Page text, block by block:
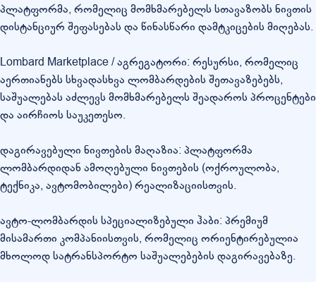
პლატფორმა, რომელიც მომხმარებელს სთავაზობს ნივთის
დისტანციურ შეფასებას და წინასწარი დამტკიცების მიღებას.
Lombard Marketplace / აგრეგატორი: რესურსი, რომელიც
აერთიანებს სხვადასხვა ლომბარდების შეთავაზებებს,
საშუალებას აძლევს მომხმარებელს შეადაროს პროცენტები
და აირჩიოს საუკეთესო.
დაგირავებული ნივთების მაღაზია: პლატფორმა
ლომბარდიდან ამოღებული ნივთების (ოქროულობა,
ტექნიკა, ავტომობილები) რეალიზაციისთვის.
ავტო-ლომბარდის სპეციალიზებული ჰაბი: პრემიუმ
მისამართი კომპანიისთვის, რომელიც ორიენტირებულია
მხოლოდ სატრანსპორტო საშუალებების დაგირავებაზე.